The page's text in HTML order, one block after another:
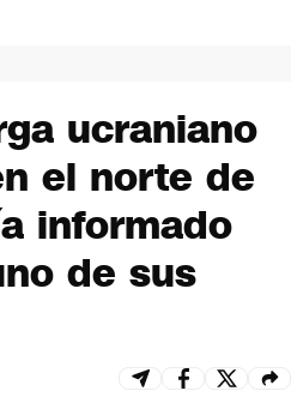
ucraniano
el norte de
informado
de sus